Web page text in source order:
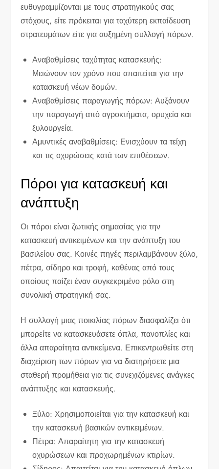
ευθυγραμμίζονται με τους στρατηγικούς σας
στόχους, είτε πρόκειται για ταχύτερη εκπαίδευση
στρατευμάτων είτε για αυξημένη συλλογή πόρων.
Αναβαθμίσεις ταχύτητας κατασκευής:
Μειώνουν τον χρόνο που απαιτείται για την
κατασκευή νέων δομών.
Αναβαθμίσεις παραγωγής πόρων: Αυξάνουν
την παραγωγή από αγροκτήματα, ορυχεία και
ξυλουργεία.
Αμυντικές αναβαθμίσεις: Ενισχύουν τα τείχη
και τις οχυρώσεις κατά των επιθέσεων.
Πόροι για κατασκευή και
ανάπτυξη
Οι πόροι είναι ζωτικής σημασίας για την
κατασκευή αντικειμένων και την ανάπτυξη του
βασιλείου σας. Κοινές πηγές περιλαμβάνουν ξύλο,
πέτρα, σίδηρο και τροφή, καθένας από τους
οποίους παίζει έναν συγκεκριμένο ρόλο στη
συνολική στρατηγική σας.
Η συλλογή μιας ποικιλίας πόρων διασφαλίζει ότι
μπορείτε να κατασκευάσετε όπλα, πανοπλίες και
άλλα απαραίτητα αντικείμενα. Επικεντρωθείτε στη
διαχείριση των πόρων για να διατηρήσετε μια
σταθερή προμήθεια για τις συνεχιζόμενες ανάγκες
ανάπτυξης και κατασκευής.
Ξύλο: Χρησιμοποιείται για την κατασκευή και
την κατασκευή βασικών αντικειμένων.
Πέτρα: Απαραίτητη για την κατασκευή
οχυρώσεων και προχωρημένων κτιρίων.